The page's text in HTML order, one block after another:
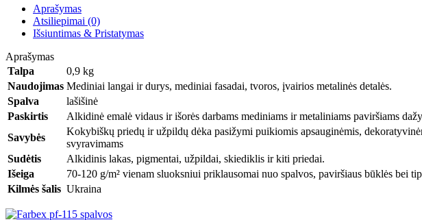
vidaus
ir
išorės
lašišinė,
0.9
kg
Aprašymas
Atsiliepimai (0)
Išsiuntimas & Pristatymas
Aprašymas
Talpa
0,9 kg
Naudojimas Mediniai langai ir durys, mediniai fasadai, tvoros, įvairios metalinės detalės.
Spalva
lašišinė
Paskirtis
Alkidinė emalė vidaus ir išorės darbams mediniams ir metaliniams paviršiams
Savybės
Kokybiškų priedų ir užpildų dėka pasižymi puikiomis apsauginėmis,
svyravimams
Sudėtis
Alkidinis lakas, pigmentai, užpildai, skiediklis ir kiti priedai.
Išeiga
70-120 g/m² vienam sluoksniui priklausomai nuo spalvos, paviršiaus būklės bei
Kilmės šalis Ukraina